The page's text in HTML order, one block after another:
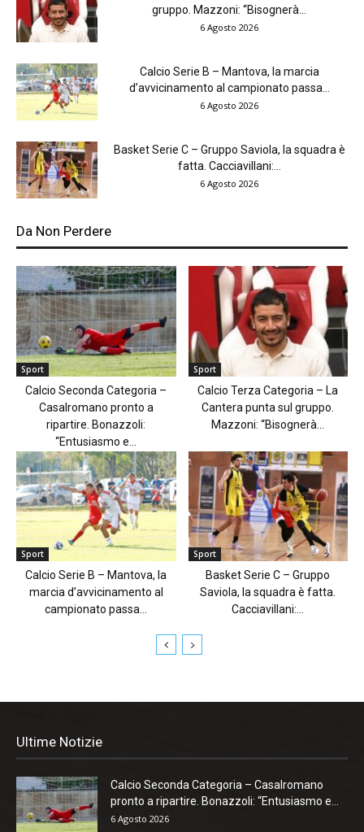
gruppo. Mazzoni: “Bisognerà...
6 Agosto 2026
Calcio Serie B – Mantova, la marcia
d’avvicinamento al campionato passa...
6 Agosto 2026
Basket Serie C – Gruppo Saviola, la squadra è
fatta. Cacciavillani:...
6 Agosto 2026
Da Non Perdere
Sport
Calcio Seconda Categoria –
Casalromano pronto a
ripartire. Bonazzoli:
“Entusiasmo e...
Sport
Calcio Terza Categoria – La
Cantera punta sul gruppo.
Mazzoni: “Bisognerà...
Sport
Calcio Serie B – Mantova, la
marcia d’avvicinamento al
campionato passa...
Sport
Basket Serie C – Gruppo
Saviola, la squadra è fatta.
Cacciavillani:...
Ultime Notizie
Calcio Seconda Categoria – Casalromano
pronto a ripartire. Bonazzoli: “Entusiasmo e...
6 Agosto 2026